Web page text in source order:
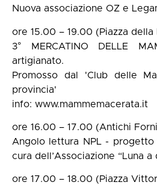
Nuova associazione OZ e
ore 15.00 – 19.00 (Piazza della
3° MERCATINO DELLE
artigianato.
Promosso dal 'Club delle
provincia'
info: www.mammemacerata.it
ore 16.00 – 17.00 (Antichi
Angolo lettura NPL - progetto
cura dell’Associazione “Luna a
ore 17.00 – 18.00 (Piazza